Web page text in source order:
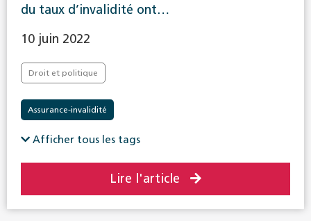
du taux d’invalidité ont…
10 juin 2022
Droit et politique
Assurance-invalidité
Afficher tous les tags
Lire l'article